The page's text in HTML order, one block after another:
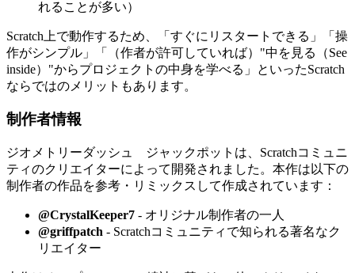
れることが多い）
Scratch上で動作するため、「すぐにリスタートできる」「操
作がシンプル」「（作者が許可していれば）"中を見る（See
inside）"からプロジェクトの中身を学べる」といったScratch
ならではのメリットもあります。
制作者情報
ジオメトリーダッシュ ジャックポットは、Scratchコミュニ
ティのクリエイターによって開発されました。本作は以下の
制作者の作品を参考・リミックスして作成されています：
@CrystalKeeper7 - オリジナル制作者の一人
@griffpatch - Scratchコミュニティで知られる著名なク
リエイター